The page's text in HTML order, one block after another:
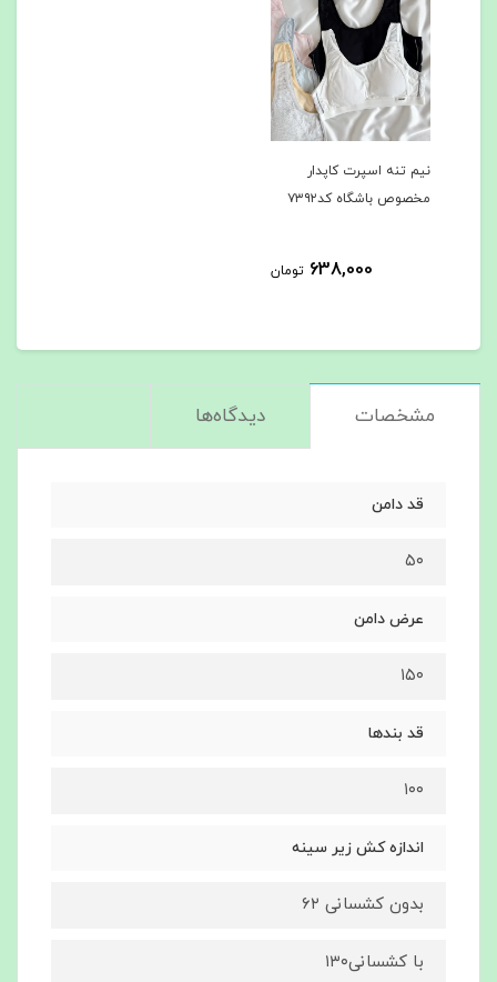
نیم تنه اسپرت کاپدار
مخصوص باشگاه کد۷۳۹۲
638,000 تومان
مشخصات دیدگاه‌ها
قد دامن
۵۰
عرض دامن
۱۵۰
قد بندها
۱۰۰
اندازه کش زیر سینه
بدون کشسانی ۶۲
با کشسانی۱۳۰